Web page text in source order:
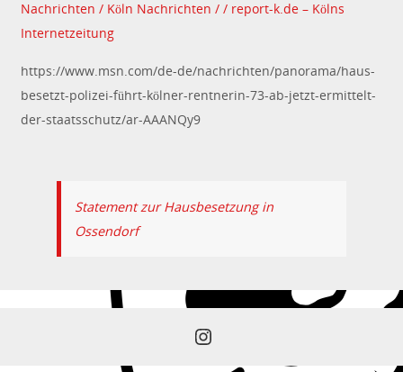
Nachrichten / Köln Nachrichten / / report-k.de – Kölns
Internetzeitung
https://www.msn.com/de-de/nachrichten/panorama/haus-
besetzt-polizei-führt-kölner-rentnerin-73-ab-jetzt-ermittelt-
der-staatsschutz/ar-AAANQy9
Statement zur Hausbesetzung in
Ossendorf